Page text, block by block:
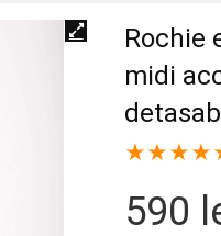
Rochie
midi
★★★★
590